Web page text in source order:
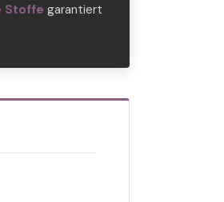
Stoffe garantiert